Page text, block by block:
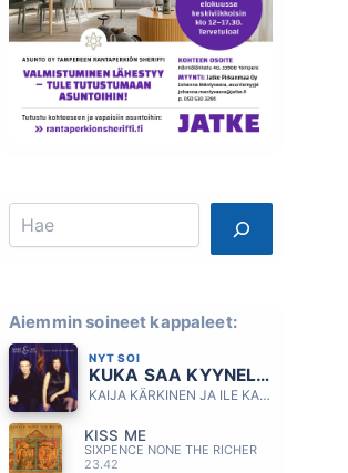
Search
Aiemmin soineet kappaleet:
NYT SOI
KUKA SAA KYYNELEET
KAIJA KÄRKINEN JA ILE KALLIO
KISS ME
SIXPENCE NONE THE RICHER
23.42